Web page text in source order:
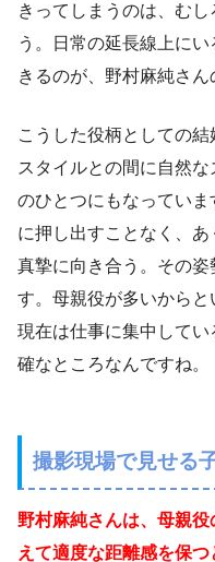
きってしまうのは、む
う。日常の延長線上に
きるのが、野村麻純さん
こうした役柄としての
スタイルとの間に自然
のひとつにもなってい
に押し出すことなく、
真摯に向き合う。その
す。母親役が多いからと
現在は仕事に集中して
確なところなんですね。
撮影現場で見せる
野村麻純さんは、母親
えて適度な距離感を保